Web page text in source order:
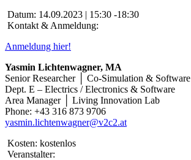
Datum: 14.09.2023 | 15:30 -18:30
Kontakt & Anmeldung:
Anmeldung hier!
Yasmin Lichtenwagner, MA
Senior Researcher │ Co-Simulation & Software
Dept. E – Electrics / Electronics & Software
Area Manager │ Living Innovation Lab
Phone: +43 316 873 9706
yasmin.lichtenwagner@v2c2.at
Kosten: kostenlos
Veranstalter: